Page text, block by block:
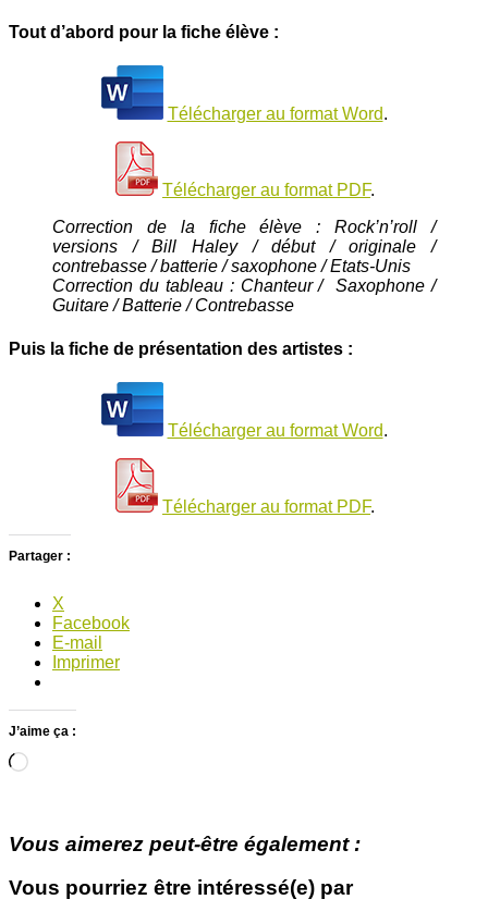
Tout d’abord pour la fiche élève :
Télécharger au format Word.
Télécharger au format PDF.
Correction de la fiche élève : Rock’n’roll /
versions / Bill Haley / début / originale /
contrebasse / batterie / saxophone / Etats-Unis
Correction du tableau : Chanteur / Saxophone /
Guitare / Batterie / Contrebasse
Puis la fiche de présentation des artistes :
Télécharger au format Word.
Télécharger au format PDF.
Partager :
X
Facebook
E-mail
Imprimer
J’aime ça :
Chargement…
Vous aimerez peut-être également :
Vous pourriez être intéressé(e) par